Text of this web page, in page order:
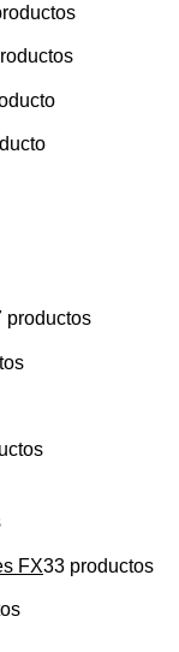
productos
FX33 productos